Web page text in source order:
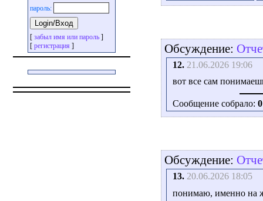
пароль:
[ забыл имя или пароль ]
[ регистрация ] Обсуждение:
12. 21.06.2026 19:06
вот все сам
Сообщение собрало: 0
Обсуждение:
13. 20.06.2026 18:05
понимаю, именно на